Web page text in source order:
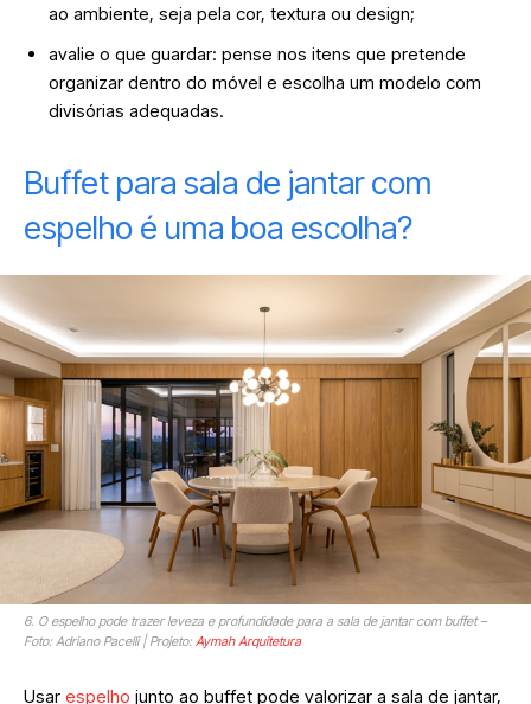
ao ambiente, seja pela cor, textura ou design;
avalie o que guardar: pense nos itens que pretende
organizar dentro do móvel e escolha um modelo com
divisórias adequadas.
Buffet para sala de jantar com
espelho é uma boa escolha?
6. O espelho pode trazer leveza e profundidade para a sala de jantar com buffet –
Foto: Adriano Pacelli | Projeto: Aymah Arquitetura
Usar espelho junto ao buffet pode valorizar a sala de jantar,